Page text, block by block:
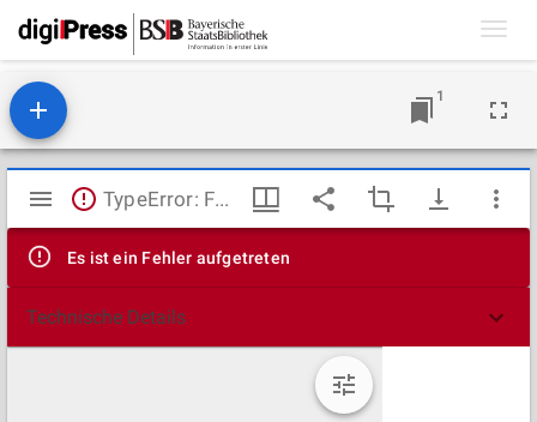
1
Mirador
Viewer
TypeError: Failed to fetch
Es ist ein Fehler aufgetreten
Technische Details